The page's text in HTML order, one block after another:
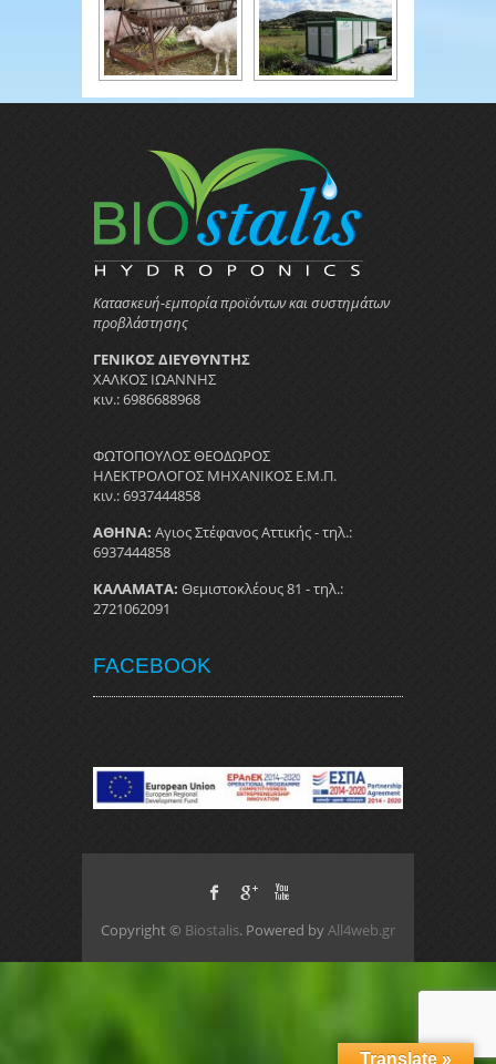
Κατασκευή-εμπορία προϊόντων και συστημάτων
προβλάστησης
ΓΕΝΙΚΟΣ ΔΙΕΥΘΥΝΤΗΣ
ΧΑΛΚΟΣ ΙΩΑΝΝΗΣ
κιν.: 6986688968
ΦΩΤΟΠΟΥΛΟΣ ΘΕΟΔΩΡΟΣ
ΗΛΕΚΤΡΟΛΟΓΟΣ ΜΗΧΑΝΙΚΟΣ Ε.Μ.Π.
κιν.: 6937444858
ΑΘΗΝΑ: Αγιος Στέφανος Αττικής - τηλ.:
6937444858
ΚΑΛΑΜΑΤΑ: Θεμιστοκλέους 81 - τηλ.:
2721062091
FACEBOOK
Copyright © Biostalis. Powered byAll4web.gr
Translate »